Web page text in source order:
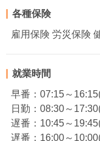
各種保険
雇用保険 労災保険
就業時間
早番：07:15～
日勤：08:30～
遅番：10:45～
遅番：16:00～